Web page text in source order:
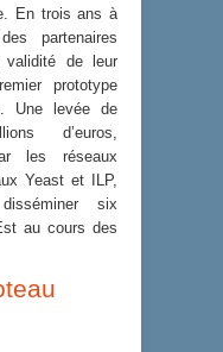
En trois ans à
partenaires
de leur
prototype
Une levée de
d’euros,
les réseaux
Yeast et ILP,
six
au cours des